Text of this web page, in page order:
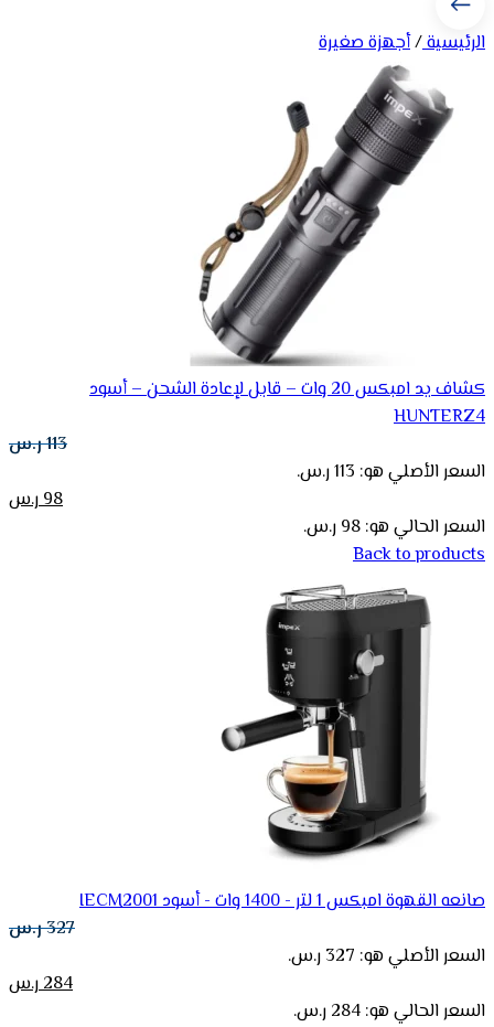
الرئيسية/أجهزة صغيرة
كشاف يد امبكس 20 وات – قابل لإعادة الشحن – أسود
HUNTERZ4
113ر.س
السعر الأصلي هو: 113 ر.س.
98ر.س
السعر الحالي هو: 98 ر.س.
Back to products
صانعه القهوة امبكس 1 لتر - 1400 وات - أسود IECM2001
327ر.س
السعر الأصلي هو: 327 ر.س.
284ر.س
السعر الحالي هو: 284 ر.س.